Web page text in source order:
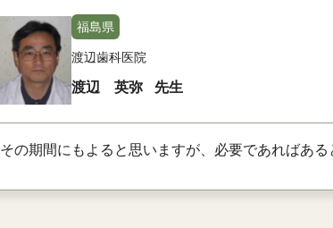
福島県
渡辺歯科医院
渡辺 英弥 先生
その期間にもよると思いますが、必要であればある